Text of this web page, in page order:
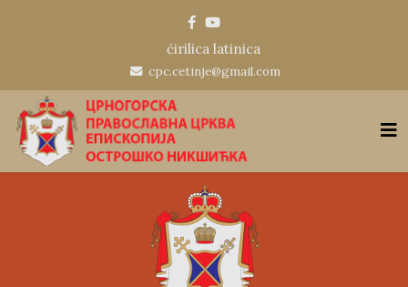
ćirilica latinica
cpc.cetinje@gmail.com